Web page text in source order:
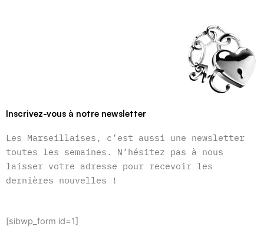
Inscrivez-vous à notre newsletter
Les Marseillaises, c’est aussi une newsletter
toutes les semaines. N’hésitez pas à nous
laisser votre adresse pour recevoir les
dernières nouvelles !
[sibwp_form id=1]